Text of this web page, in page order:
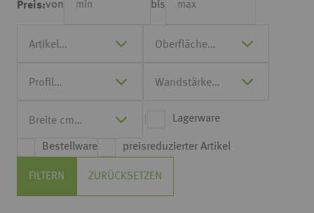
Preis:von bis
Lagerware
Bestellware preisreduzierter Artikel
FILTERN ZURÜCKSETZEN